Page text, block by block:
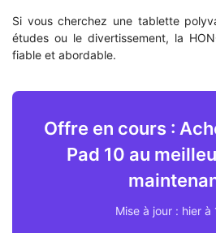
Si vous cherchez une tablette
études ou le divertissement, la
fiable et abordable.
Offre en cours :
Pad 10 au
Mise à jour : hier à